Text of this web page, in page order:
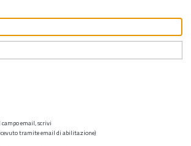
campo email, scrivi
tramite email di abilitazione)